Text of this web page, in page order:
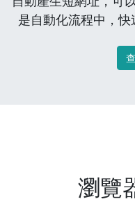
是自動化流程中，快
瀏覽